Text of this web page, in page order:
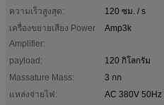
ความเร็วสูงสุด:
120 ซม. / s
เครื่องขยายเสียง Power
Amplifier:
Amp3k
payload:
120 กิโลกรัม
Massature Mass:
3 กก
แหล่งจ่ายไฟ:
AC 380V 50Hz